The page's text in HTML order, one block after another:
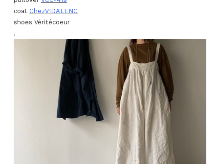
coat ChezVIDALENC
shoes Véritécoeur
.